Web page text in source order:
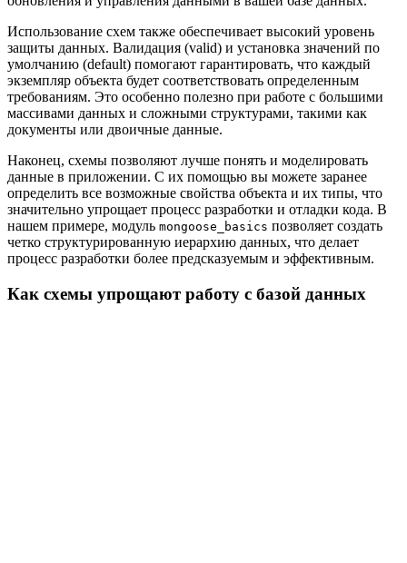
Использование схем также обеспечивает высокий уровень
защиты данных. Валидация (valid) и установка значений по
умолчанию (default) помогают гарантировать, что каждый
экземпляр объекта будет соответствовать определенным
требованиям. Это особенно полезно при работе с большими
массивами данных и сложными структурами, такими как
документы или двоичные данные.
Наконец, схемы позволяют лучше понять и моделировать
данные в приложении. С их помощью вы можете заранее
определить все возможные свойства объекта и их типы, что
значительно упрощает процесс разработки и отладки кода. В
нашем примере, модуль mongoose_basics позволяет создать
четко структурированную иерархию данных, что делает
процесс разработки более предсказуемым и эффективным.
Как схемы упрощают работу с базой данных